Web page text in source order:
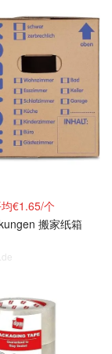
€1.65/个
搬家纸箱